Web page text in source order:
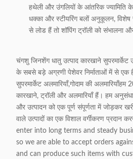
हथेली और उंगलियों के आंतरिक
धक्का और स्टीयरिंग बलों अनुकूलन,
से लोड हैं तो शॉपिंग ट्रॉली को संभालना
चंगशु जिनशेंग धातु उत्पाद कारखाने
के सबसे बड़े अग्रणी पेशेवर निर्माताओं में से एक
सुपरमार्केट अलमारियाँ,गोदाम की
कारखाने, ट्रॉली और अलमारियाँ हैं। हम
और उत्पादन को एक पूर्ण संपूर्णता में जोड़कर
वाले उत्पादों का एक विशाल वर्गीकरण
enter into long terms and steady
so we are able to accept orders
and can produce such items with